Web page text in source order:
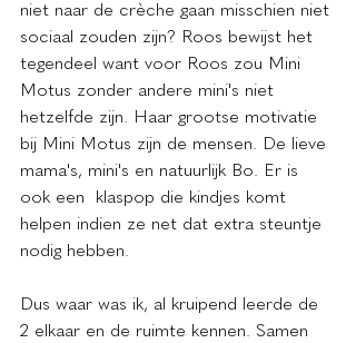
niet naar de crèche gaan misschien niet
sociaal zouden zijn? Roos bewijst het
tegendeel want voor Roos zou Mini
Motus zonder andere mini's niet
hetzelfde zijn. Haar grootse motivatie
bij Mini Motus zijn de mensen. De lieve
mama's, mini's en natuurlijk Bo. Er is
ook een  klaspop die kindjes komt
helpen indien ze net dat extra steuntje
nodig hebben.
Dus waar was ik, al kruipend leerde de
2 elkaar en de ruimte kennen. Samen